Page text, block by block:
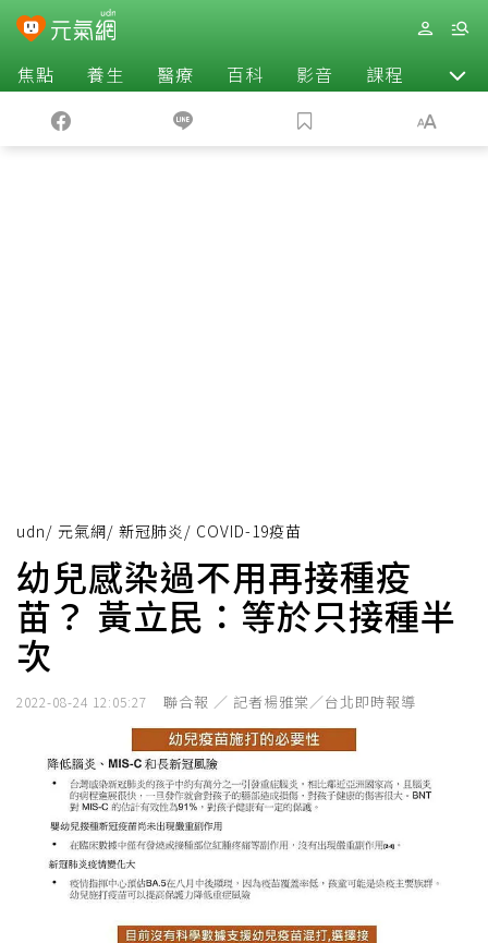
焦點 養生 醫療 百科 影音 課程 退休
udn/ 元氣網/ 新冠肺炎 / COVID-19疫苗
幼兒感染過不用再接種疫
苗？ 黃立民：等於只接種半
次
2022-08-24 12:05:27 聯合報 ／ 記者楊雅棠／台北即時報導